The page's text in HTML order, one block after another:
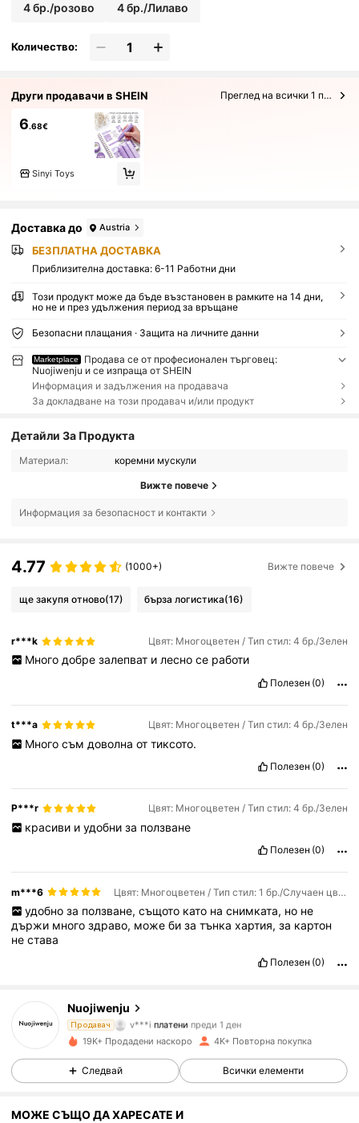
4 бр./розово 4 бр./Лилаво
Количество:
Други продавачи в SHEIN Преглед на всички 1 продавачи
6.68€
Sinyi Toys
Доставка до Austria
БЕЗПЛАТНА ДОСТАВКА
Приблизителна доставка: 6-11 Работни дни
Този продукт може да бъде възстановен в рамките на 14 дни,
но не и през удължения период за връщане
Безопасни плащания · Защита на личните данни
Marketplace
Продава се от професионален търговец:
Nuojiwenju и се изпраща от SHEIN
Информация и задължения на продавача
За докладване на този продавач и/или продукт
Детайли За Продукта
Материал: коремни мускули
Вижте повече
Информация за безопасност и контакти
4.77 (1000+) Вижте повече
ще закупя отново(17) бърза логистика(16)
r***k Цвят: Многоцветен / Тип стил: 4 бр./Зелен
Много добре залепват и лесно се работи
Полезен (0)
t***a Цвят: Многоцветен / Тип стил: 4 бр./Зелен
Много съм доволна от тиксото.
Полезен (0)
P***r Цвят: Многоцветен / Тип стил: 4 бр./Зелен
красиви и удобни за ползване
Полезен (0)
m***6 Цвят: Многоцветен / Тип стил: 1 бр./Случаен цвят
удобно за ползване, същото като на снимката, но не
държи многоздраво, можебизатънкахартия,за картон
нестава
Полезен (0)
Nuojiwenju
Продавач
v***i
b***1 последвано отпреди 1 ден
4.87
19K+ Продадени наскоро 4K+ Повторна покупка
Следвай Всички елементи
МОЖЕ СЪЩО ДА ХАРЕСАТЕ И